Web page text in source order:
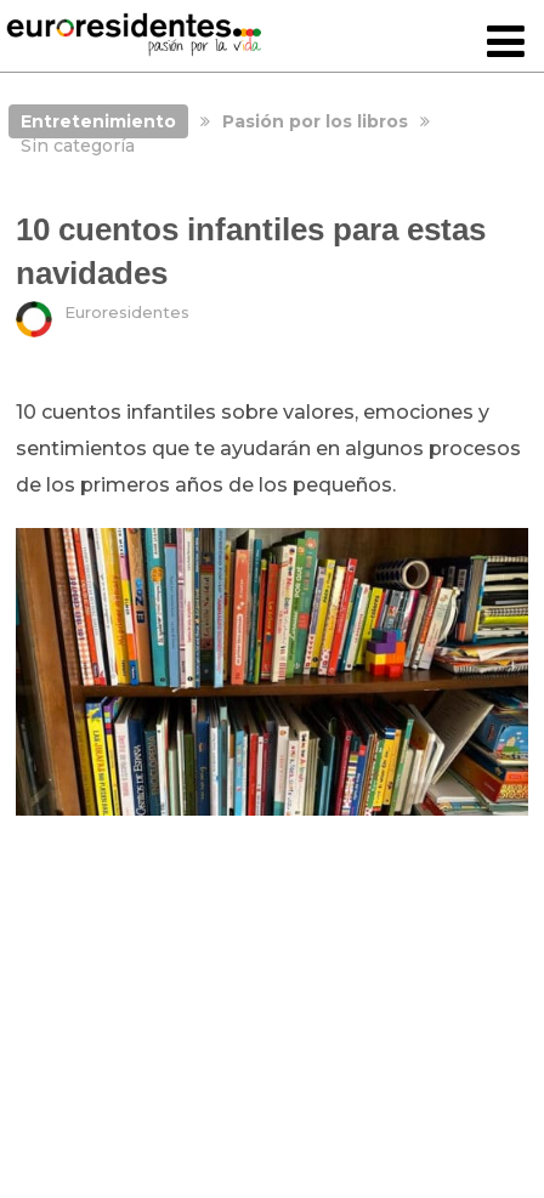
Entretenimiento
Pasión por los libros
Sin categoría
10 cuentos infantiles para estas
navidades
Euroresidentes
10 cuentos infantiles sobre valores, emociones y
sentimientos que te ayudarán en algunos procesos
de los primeros años de los pequeños.